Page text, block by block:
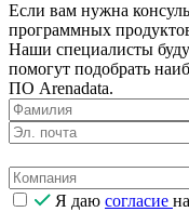
Если вам нужна
программных
Наши специалисты
помогут подобрать
ПО Arenadata.
Я даю согласие